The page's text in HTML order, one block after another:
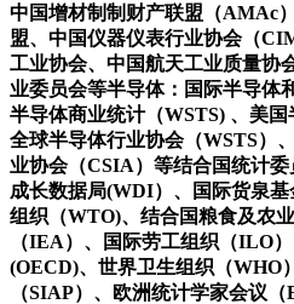
中国增材制制财产联盟（AMAc
盟、中国仪器仪表行业协会（
工业协会、中国航天工业质量协
业委员会等半导体：国际半导体
半导体商业统计（WSTS) 、美国
全球半导体行业协会（WSTS）
业协会（CSIA）等结合国统计
成长数据局(WDI）、国际货泉
组织（WTO)、结合国粮食及农
（IEA）、国际劳工组织（ILO
(OECD)、世界卫生组织（WHO
（SIAP）、欧洲统计学家会议